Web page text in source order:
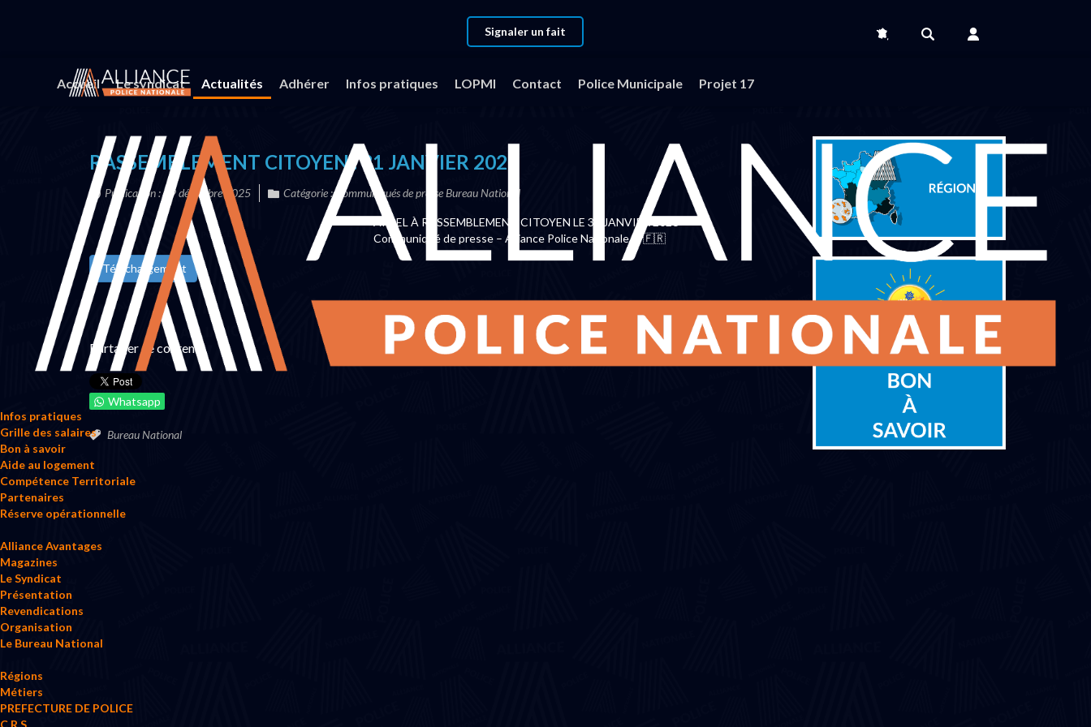
Signaler un fait
Accueil Le syndicat Actualités Adhérer Infos pratiques LOPMI Contact Police Municipale Projet 17
Infos pratiques
Grille des salaires
Bon à savoir
Aide au logement
Compétence Territoriale
Partenaires
Réserve opérationnelle
Alliance Avantages
Magazines
Le Syndicat
Présentation
Revendications
Organisation
Le Bureau National
Régions
Métiers
PREFECTURE DE POLICE
Vous êtes ici : Accueil
RASSEMBLEMENT CITOYEN : 31 JANVIER 2026
Publication : 19 décembre 2025 Catégorie :Communiqués de presse Bureau National
APPEL À RASSEMBLEMENT CITOYEN LE 31 JANVIER 2026
Communiqué de presse – Alliance Police Nationale 🚨🇫🇷
Téléchargement
Partager ce contenu
Whatsapp
Bureau National